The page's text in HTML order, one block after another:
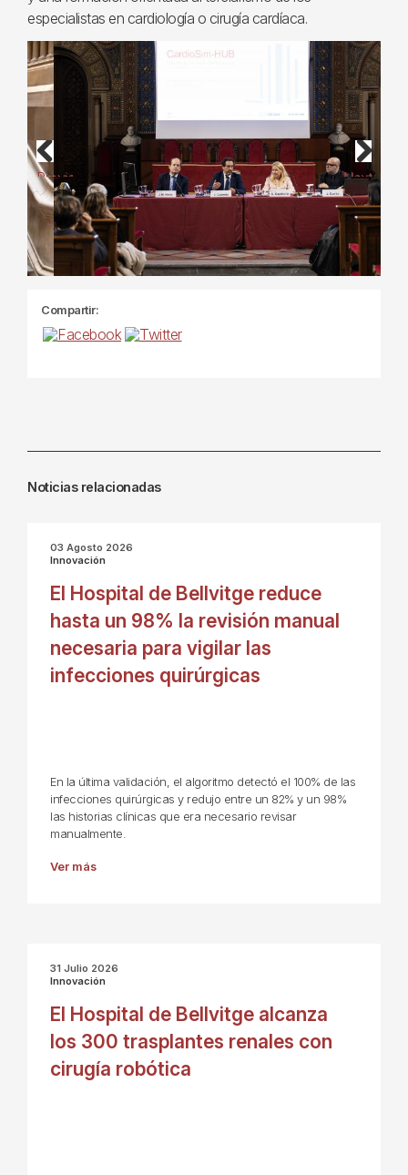
especialistas en cardiología o cirugía cardíaca.
Previous Next
Compartir:
Noticias relacionadas
03 Agosto 2026
Innovación
El Hospital de Bellvitge reduce
hasta un 98% la revisión manual
necesaria para vigilar las
infecciones quirúrgicas
En la última validación, el algoritmo detectó el 100% de las
infecciones quirúrgicas y redujo entre un 82% y un 98%
las historias clínicas que era necesario revisar
manualmente.
Ver más
31 Julio 2026
Innovación
El Hospital de Bellvitge alcanza
los 300 trasplantes renales con
cirugía robótica